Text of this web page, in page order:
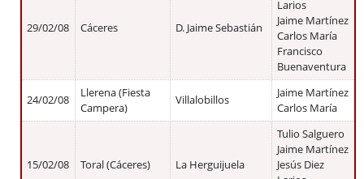
29/02/08 Cáceres D. Jaime Sebastián
Larios
Jaime Martínez
Carlos María
Francisco
Buenaventura
24/02/08
Llerena (Fiesta
Campera)
Villalobillos
Jaime Martínez
Carlos María
15/02/08 Toral (Cáceres) La Herguijuela
Tulio Salguero
Jaime Martínez
Jesús Diez